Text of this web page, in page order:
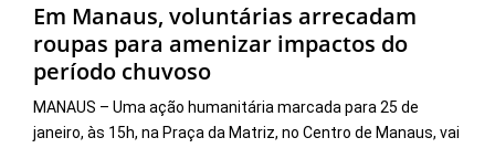
Em Manaus, voluntárias arrecadam
roupas para amenizar impactos do
período chuvoso
MANAUS – Uma ação humanitária marcada para 25 de
janeiro, às 15h, na Praça da Matriz, no Centro de Manaus, vai